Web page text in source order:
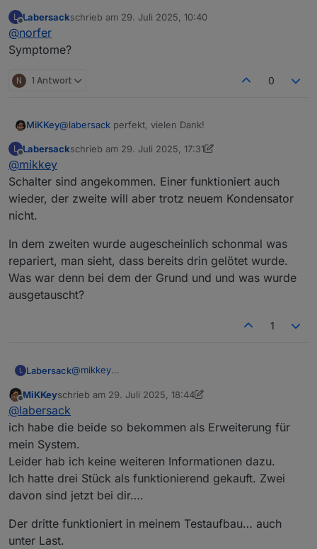
vor sich hin: 3 Stück hat es schon erwischt, 1 Dimmer
hatte ich schon selber versucht, Kondensatoren
Kann ich dir diese 4 schicken zur Inspektion bzw
Ich könnte sogar die Kondensatoren beisteuern, falls
Viele Grüße
norfer
L
Offline
Labersackschrieb am 29. Juli 2025, 10:40
zuletzt editiert von
@norfer
Symptome?
N 1 Antwort 0
MiKKey@labersack perfekt, vielen Dank!
L
Offline
Labersackschrieb am 29. Juli 2025, 17:31
zuletzt editiert von Labersack
@mikkey
Schalter sind angekommen. Einer funktioniert auch
wieder, der zweite will aber trotz neuem Kondensator
nicht.
In dem zweiten wurde augescheinlich schonmal was
repariert, man sieht, dass bereits drin gelötet wurde.
Was war denn bei dem der Grund und und was wurde
ausgetauscht?
1
L Labersack@mikkey
wieder, der zweite will aber trotz neuem
In dem zweiten wurde augescheinlich schonmal
wurde.
Was war denn bei dem der Grund und und was
wurde ausgetauscht?
Offline
MiKKeyschrieb am 29. Juli 2025, 18:44
zuletzt editiert von MiKKey
@labersack
ich habe die beide so bekommen als Erweiterung für
mein System.
Leider hab ich keine weiteren Informationen dazu.
Ich hatte drei Stück als funktionierend gekauft. Zwei
davon sind jetzt bei dir….
Der dritte funktioniert in meinem Testaufbau… auch
unter Last.